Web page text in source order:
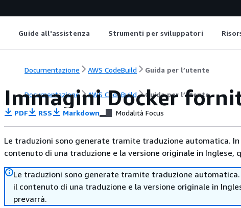
Guide all'assistenza Strumenti per sviluppatori
Documentazione AWS CodeBuild Guida per l’utente
Documentazione AWS CodeBuild Guida per l’utente
Immagini Docker
PDF RSS Markdown Modalità Focus
Le traduzioni sono generate tramite traduzione automatica.
contenuto di una traduzione e la versione originale in Inglese,
Le traduzioni sono generate tramite traduzione
il contenuto di una traduzione e la versione originale in
prevarrà.